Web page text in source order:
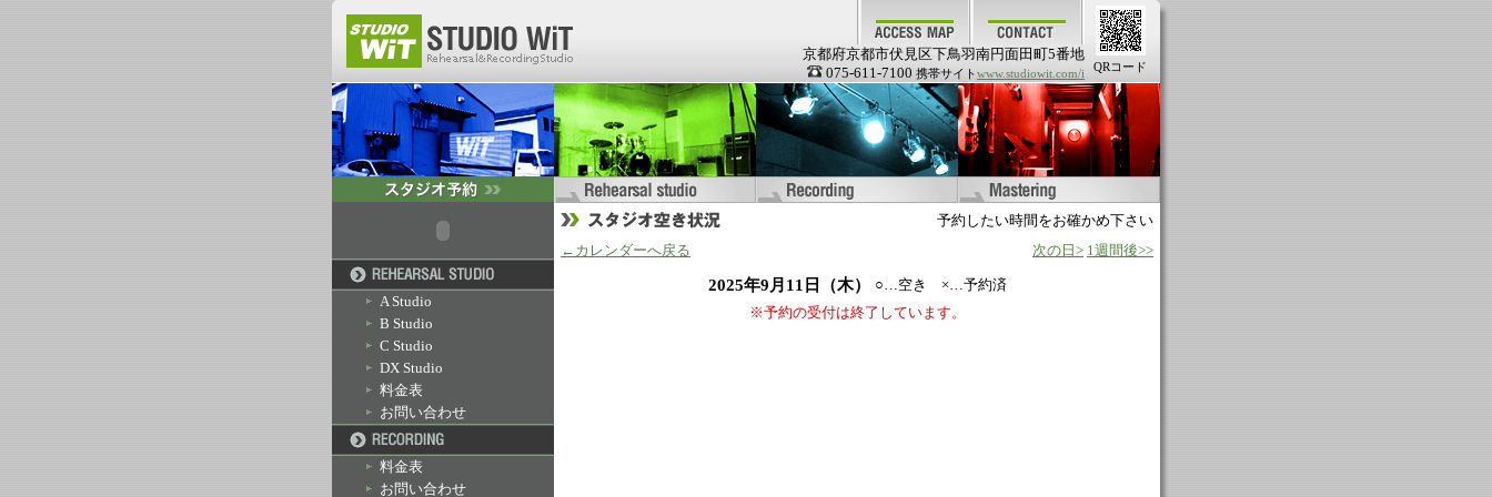
QRコード
京都府京都市伏見区下鳥羽南円面田町5番地
075-611-7100 携帯サイトwww.studiowit.com/i
A Studio
B Studio
C Studio
DX Studio
料金表
お問い合わせ
料金表
お問い合わせ
予約したい時間をお確かめ下さい
←カレンダーへ戻る
次の日> 1週間後>>
2025年9月11日（木）
○…空き ×…予約済
※予約の受付は終了しています。